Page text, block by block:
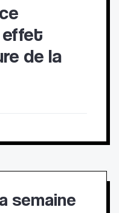
effet
de la
semaine